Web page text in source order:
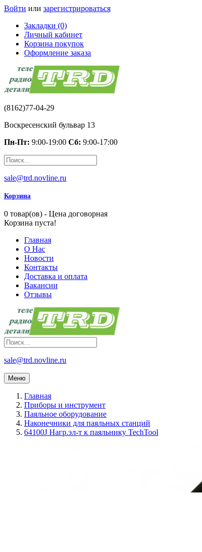
Войти или зарегистрироваться
Закладки (0)
Личный кабинет
Корзина покупок
Оформление заказа
(8162)77-04-29
Воскресенский бульвар 13
Пн-Пт: 9:00-19:00 Сб: 9:00-17:00
sale@trd.novline.ru
Корзина
0 товар(ов) - Цена договорная
Корзина пуста!
Главная
О Нас
Новости
Контакты
Доставка и оплата
Вакансии
Отзывы
sale@trd.novline.ru
Меню
Главная
Приборы и инструмент
Паяльное оборудование
Наконечники для паяльных станций
64100J Нагр.эл-т к паяльнику TechTool